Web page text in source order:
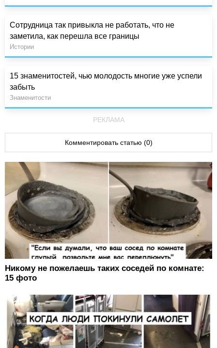
Сотрудница так привыкла не работать, что не
заметила, как перешла все границы
Истории
15 знаменитостей, чью молодость многие уже успели
забыть
Знаменитости
РЕКЛАМА
Комментировать статью (0)
Никому не пожелаешь таких соседей по комнате:
15 фото